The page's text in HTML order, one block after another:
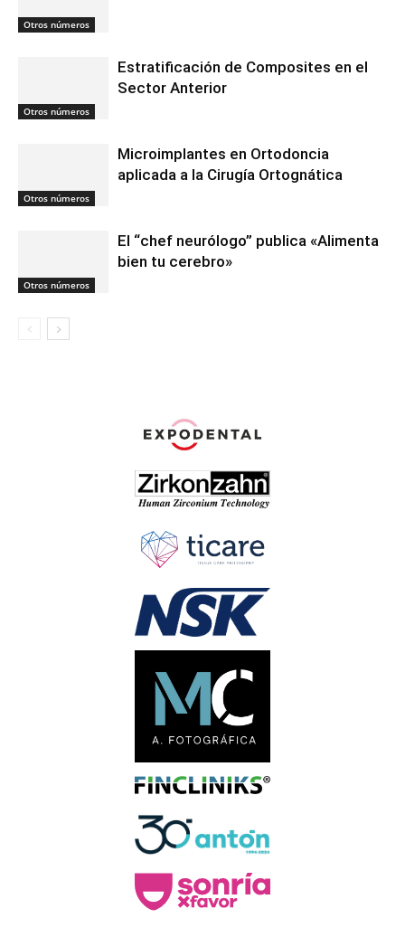
Otros números
Otros números
Estratificación de Composites en el
Sector Anterior
Otros números
Microimplantes en Ortodoncia
aplicada a la Cirugía Ortognática
Otros números
El “chef neurólogo” publica «Alimenta
bien tu cerebro»